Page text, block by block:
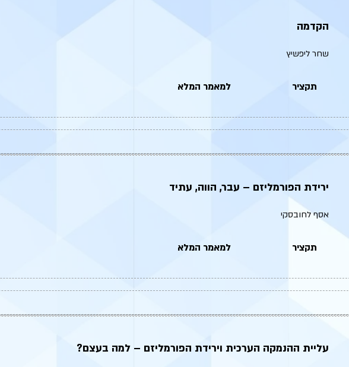
הקדמה
שחר ליפשיץ
תקציר למאמר המלא
ירידת הפורמליזם – עבר, הווה, עתיד
אסף לחובסקי
תקציר למאמר המלא
עליית ההנמקה הערכית וירידת הפורמליזם – למה בעצם?